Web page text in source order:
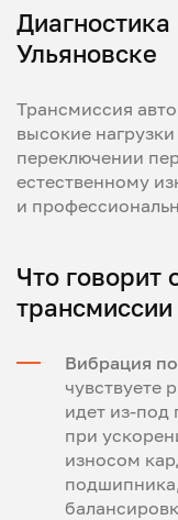
Ульяновске
Трансмиссия
высокие
переключении
естественному
и
Что говорит
Вибрация
чувствуете
идет из-под
при
износом